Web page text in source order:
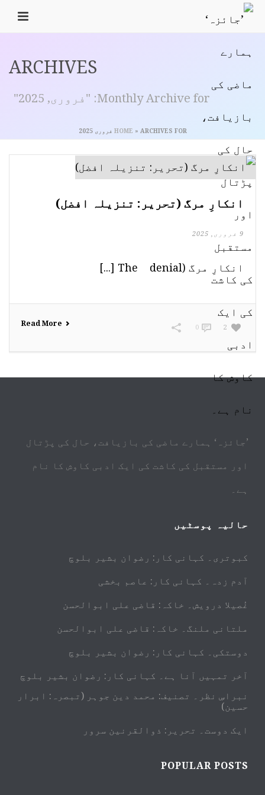
ARCHIVES
Monthly Archive for: "فروری, 2025"
HOME » ARCHIVES FOR فروری 2025
انکارِ مرگ (تحریر: تنزیلہ افضل)
9 فروری, 2025
انکارِ مرگ (The denial [...]
Read More 2
0
’جائزہ‘ ہمارے ماضی کی بازیافت، حال کی پڑتال
اور مستقبل کی کاشت کی ایک ادبی کاوش کا نام
ہے۔
حالیہ پوسٹیں
کبوتری۔ کہانی کار: رضوان بشیر بلوچ
آدم زدہ۔ کہانی کار: عاصم بخشی
غُصیلا درویش۔ خاکہ: قاضی علی ابوالحسن
ملتانی ملنگ۔ خاکہ: قاضی علی ابوالحسن
دوستکی۔ کہانی کار: رضوان بشیر بلوچ
آخر تمہیں آنا ہے۔ کہانی کار: رضوان بشیر بلوچ
نبراسِ نظر۔ تصنیف: محمد دین جوہر (تبصرہ: ابرار
حسین)
ایک دوست۔ تحریر: ذوالقرنین سرور
POPULAR POSTS